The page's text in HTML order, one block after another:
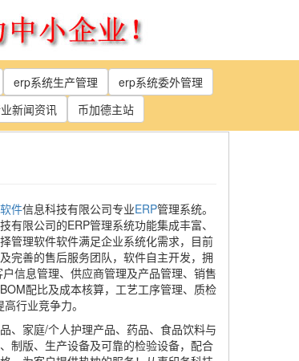
erp系统生产管理
erp系统委外管理
新闻资讯 币加德主站
件信息科技有限公司专业ERP管理系统。
限公司的ERP管理系统功能集成丰富、
管理软件软件满足企业系统化需求，目前
完善的售后服务团队，软件自主开发，拥
信息管理、供应商管理及产品管理、销售
配比及成本核算，工艺工序管理、质检
行业竞争力。
、家庭/个人护理产品、药品、食品饮料与
制版、生产设备及可靠的检验设备，配合